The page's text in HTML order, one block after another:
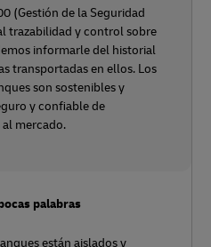
(Gestión de la Seguridad
trazabilidad y control sobre
informarle del historial
transportadas en ellos. Los
son sostenibles y
y confiable de
mercado.
palabras
están aislados y